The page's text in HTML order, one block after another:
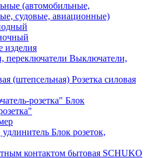
(автомобильные,
судовые, авиационные)
изделия
Выключатели,
Розетка силовая
Блок
Блок розеток,